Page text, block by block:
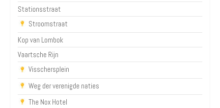
Stationsstraat
Stroomstraat
Kop van Lombok
Vaartsche Rijn
Visschersplein
Weg der verenigde naties
The Nox Hotel